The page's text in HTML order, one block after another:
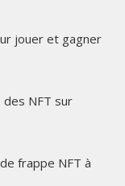
jouer et gagner
NFT sur
frappe NFT à